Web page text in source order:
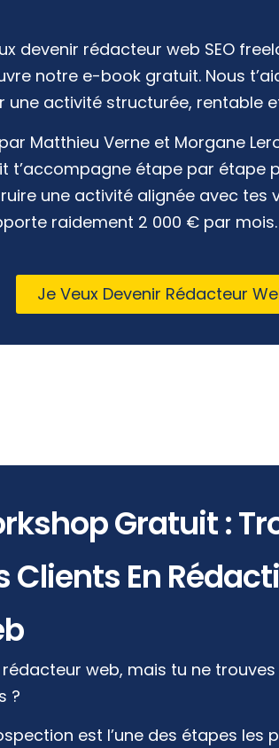
devenir rédacteur web SEO
notre e-book gratuit. Nous
une activité structurée, rentable
Matthieu Verne et Morgane
t’accompagne étape par étape
une activité alignée avec tes
raidement 2 000 € par mois.
Je Veux Devenir Rédacteur
Gratuit :
Clients En
rédacteur web, mais tu ne
?
est l’une des étapes les